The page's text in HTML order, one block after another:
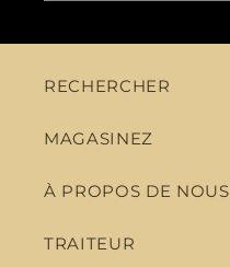
RECHERCHER
MAGASINEZ
À PROPOS DE NOUS
TRAITEUR